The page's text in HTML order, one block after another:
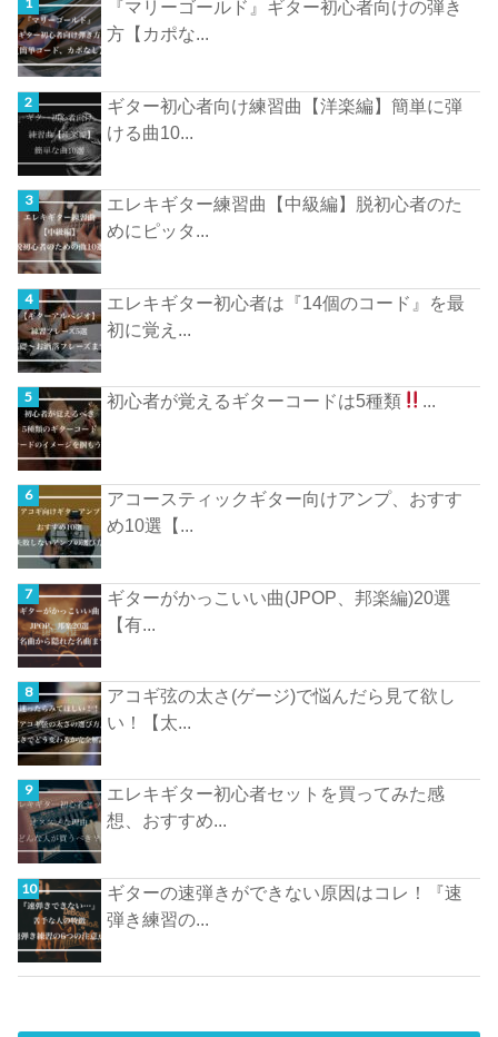
『マリーゴールド』ギター初心者向けの弾き
方【カポな...
ギター初心者向け練習曲【洋楽編】簡単に弾
ける曲10...
エレキギター練習曲【中級編】脱初心者のた
めにピッタ...
エレキギター初心者は『14個のコード』を最
初に覚え...
初心者が覚えるギターコードは5種類 ...
アコースティックギター向けアンプ、おすす
め10選【...
ギターがかっこいい曲(JPOP、邦楽編)20選
【有...
アコギ弦の太さ(ゲージ)で悩んだら見て欲し
い！【太...
エレキギター初心者セットを買ってみた感
想、おすすめ...
ギターの速弾きができない原因はコレ！『速
弾き練習の...